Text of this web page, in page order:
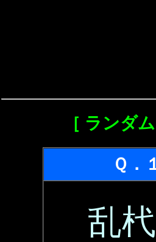
［ ランダ
Ｑ．
乱